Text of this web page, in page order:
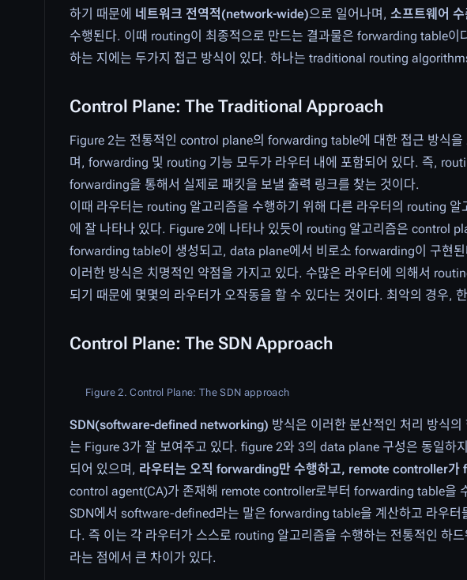
하기 때문에 네트워크 전역적(network-wide)으로 일어나며, 소프트웨어 수
수행된다. 이때 routing이 최종적으로 만드는 결과물은 forwarding table
하는 지에는 두가지 접근 방식이 있다. 하나는 traditional routing
Control Plane: The Traditional Approach
Figure 2는 전통적인 control plane의 forwarding table에 대한 접근 방식을
며, forwarding 및 routing 기능 모두가 라우터 내에 포함되어 있다. 즉,
forwarding을 통해서 실제로 패킷을 보낼 출력 링크를 찾는 것이다.
이때 라우터는 routing 알고리즘을 수행하기 위해 다른 라우터의 routing
에 잘 나타나 있다. Figure 2에 나타나 있듯이 routing 알고리즘은 control
forwarding table이 생성되고, data plane에서 비로소 forwarding이 구현된
이러한 방식은 치명적인 약점을 가지고 있다. 수많은 라우터에 의해서
되기 때문에 몇몇의 라우터가 오작동을 할 수 있다는 것이다. 최악의 경우,
Control Plane: The SDN Approach
Figure 2. Control Plane: The SDN approach
SDN(software-defined networking) 방식은 이러한 분산적인 처리 방식
는 Figure 3가 잘 보여주고 있다. figure 2와 3의 data plane 구성은 동일하
되어 있으며, 라우터는 오직 forwarding만 수행하고, remote controller
control agent(CA)가 존재해 remote controller로부터 forwarding table을
SDN에서 software-defined라는 말은 forwarding table을 계산하고 라우터
다. 즉 이는 각 라우터가 스스로 routing 알고리즘을 수행하는 전통적인 하
라는 점에서 큰 차이가 있다.